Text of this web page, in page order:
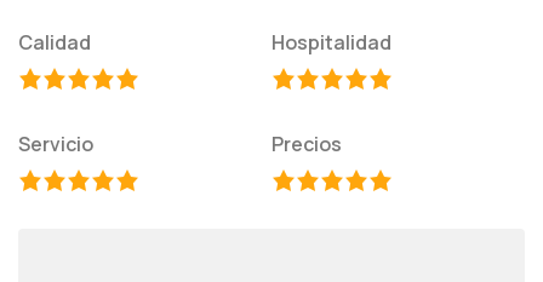
Calidad Hospitalidad
Servicio Precios